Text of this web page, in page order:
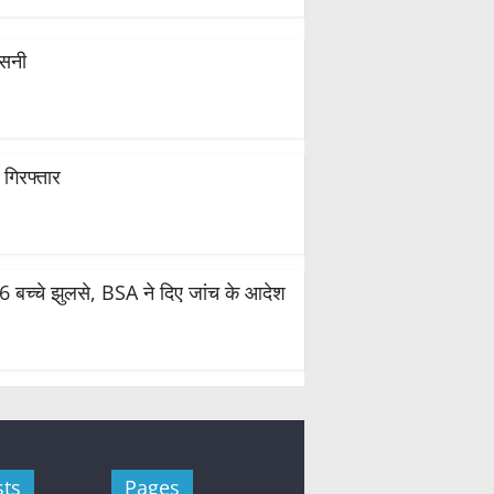
6 बच्चे झुलसे, BSA ने दिए जांच के आदेश
Pages